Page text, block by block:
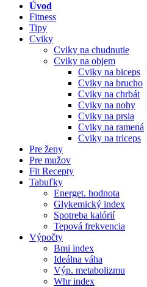
Úvod
Fitness
Tipy
Cviky
Cviky na chudnutie
Cviky na objem
Cviky na biceps
Cviky na brucho
Cviky na chrbát
Cviky na nohy
Cviky na prsia
Cviky na ramená
Cviky na triceps
Pre ženy
Pre mužov
Fit Recepty
Tabuľky
Energet. hodnota
Glykemický index
Spotreba kalórií
Tepová frekvencia
Výpočty
Bmi index
Ideálna váha
Výp. metabolizmu
Whr index